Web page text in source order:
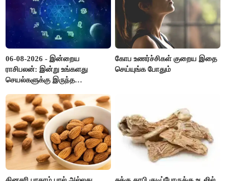
06-08-2026 - இன்றைய
ராசிபலன்: இன்று உங்களது
செயல்களுக்கு இருந்த
எதிர்பார்த்த உதவிகள் கிடைக்கும்.
பணவரத்து கூடும்..!
கோப உணர்ச்சிகள் குறைய இதை
செய்யுங்க போதும்